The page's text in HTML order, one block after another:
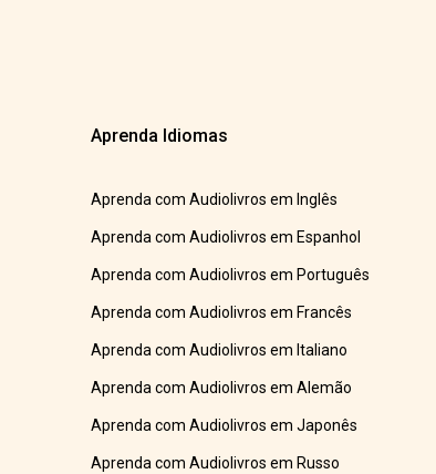
Aprenda Idiomas
Aprenda com Audiolivros em Inglês
Aprenda com Audiolivros em Espanhol
Aprenda com Audiolivros em Português
Aprenda com Audiolivros em Francês
Aprenda com Audiolivros em Italiano
Aprenda com Audiolivros em Alemão
Aprenda com Audiolivros em Japonês
Aprenda com Audiolivros em Russo